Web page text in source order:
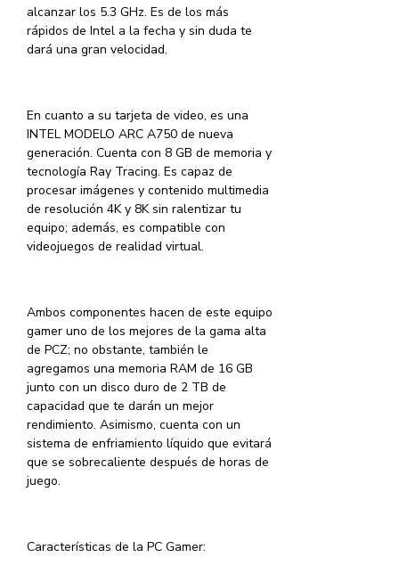
alcanzar los 5.3 GHz. Es de los más
rápidos de Intel a la fecha y sin duda te
dará una gran velocidad.
En cuanto a su tarjeta de video, es una
INTEL MODELO ARC A750 de nueva
generación. Cuenta con 8 GB de memoria y
tecnología Ray Tracing. Es capaz de
procesar imágenes y contenido multimedia
de resolución 4K y 8K sin ralentizar tu
equipo; además, es compatible con
videojuegos de realidad virtual.
Ambos componentes hacen de este equipo
gamer uno de los mejores de la gama alta
de PCZ; no obstante, también le
agregamos una memoria RAM de 16 GB
junto con un disco duro de 2 TB de
capacidad que te darán un mejor
rendimiento. Asimismo, cuenta con un
sistema de enfriamiento líquido que evitará
que se sobrecaliente después de horas de
juego.
Características de la PC Gamer: